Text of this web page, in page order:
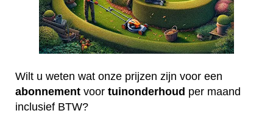
Wilt u weten wat onze prijzen zijn voor een
abonnement voor tuinonderhoud per maand
inclusief BTW?